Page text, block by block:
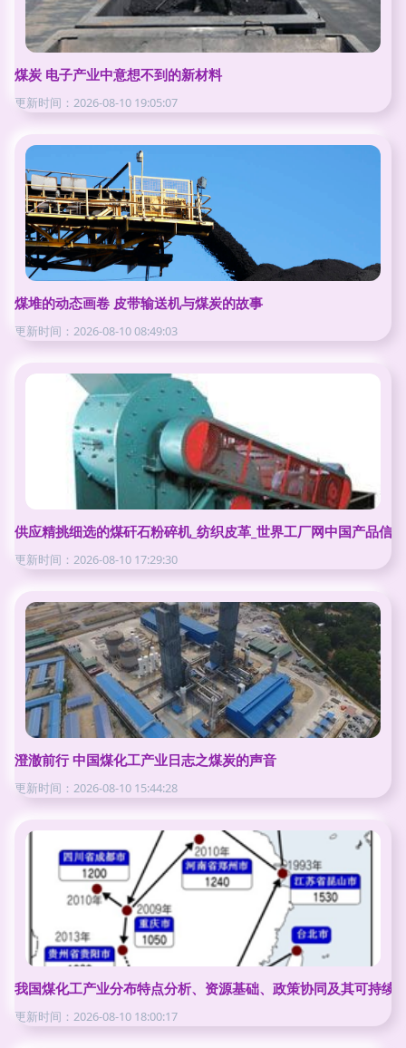
煤炭 电子产业中意想不到的新材料
更新时间：2026-08-10 19:05:07
煤堆的动态画卷 皮带输送机与煤炭的故事
更新时间：2026-08-10 08:49:03
供应精挑细选的煤矸石粉碎机_纺织皮革_世界工厂网中国产品信
更新时间：2026-08-10 17:29:30
澄澈前行 中国煤化工产业日志之煤炭的声音
更新时间：2026-08-10 15:44:28
我国煤化工产业分布特点分析、资源基础、政策协同及其可持
更新时间：2026-08-10 18:00:17